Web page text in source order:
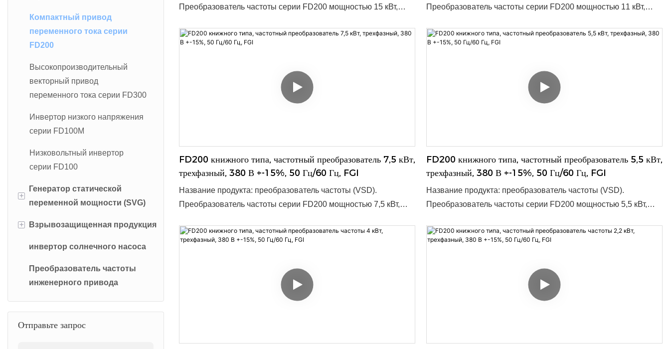
Компактный привод
переменного тока серии
FD200
Высокопроизводительный
векторный привод
переменного тока серии FD300
Инвертор низкого напряжения
серии FD100M
Низковольтный инвертор
серии FD100
+
Генератор статической
переменной мощности (SVG)
Внутренний генератор
статической переменной
мощности
FDSVG-H Домашний
генератор статической
+ Взрывозащищенная продукция
Взрывозащищенный инвертор
Взрывозащищенный СВГ
инвертор солнечного насоса
Преобразователь частоты
инженерного привода
Отправьте запрос
Преобразователь частоты серии FD200 мощностью 15 кВт,
допустимый диапазон 47-63 Гц, предназначен для
эффективного и надёжного преобразования частоты сети.
подходит для широкого спектра применений и легко
интегрируется в существующие системы. ● Номинальная
мощность: 0,4–15 кВт. ● Входное напряжение: 1 переменный
OEM/ODM: приемлемо.
Преобразователь частоты серии FD200 мощностью 11 кВт,
63 Гц, предназначен для эффективного и надёжного
преобразования частоты сети. Благодаря компактным
спектра применений и легко интегрируется в существующие
системы. ● Номинальная мощность: 0,4–15 кВт ● Входное
напряжение: 1 переменный ток 220 В, 3 переменных тока 380
FD200 книжного типа, частотный преобразователь 7,5 кВт,
трехфазный, 380 В +-15%, 50 Гц/60 Гц, FGI
Название продукта: преобразователь частоты (VSD).
Преобразователь частоты серии FD200 мощностью 7,5 кВт,
допустимый диапазон 47–63 Гц, предназначен для
эффективного и надёжного преобразования частоты сети.
подходит для широкого спектра применений и легко
интегрируется в существующие системы. ● Номинальная
мощность: 0,4–15 кВт. ● Входное напряжение: 1 фаза
от объёма заказа. ● OEM/ODM: приемлемо.
FD200 книжного типа, частотный преобразователь 5,5 кВт,
трехфазный, 380 В +-15%, 50 Гц/60 Гц, FGI
Название продукта: преобразователь частоты (VSD).
Преобразователь частоты серии FD200 мощностью 5,5 кВт,
допустимый диапазон 47–63 Гц, предназначен для
эффективного и надёжного преобразования частоты сети.
подходит для широкого спектра применений и легко
интегрируется в существующие системы. ● Номинальная
мощность: 0,4–15 кВт. ● Входное напряжение: 1 переменный
OEM/ODM: приемлемо.